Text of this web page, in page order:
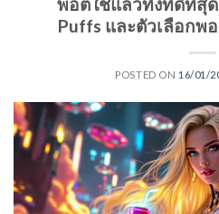
Puffs และตัวเลือกพ
POSTED ON 16/01/